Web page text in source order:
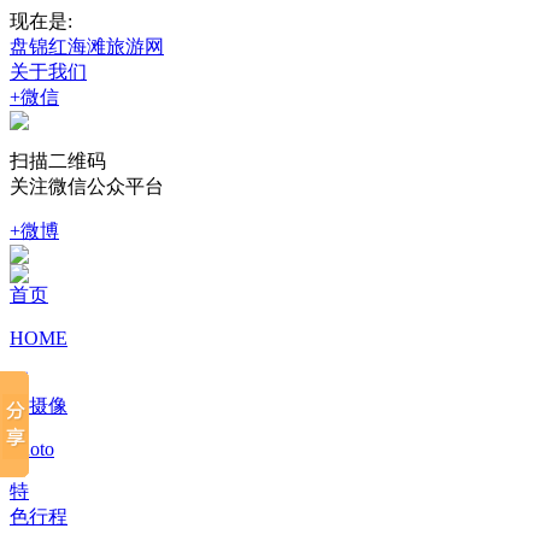
现在是:
盘锦红海滩旅游网
关于我们
+微信
扫描二维码
关注微信公众平台
+微博
首页
HOME
摄
影摄像
Photo
特
色行程